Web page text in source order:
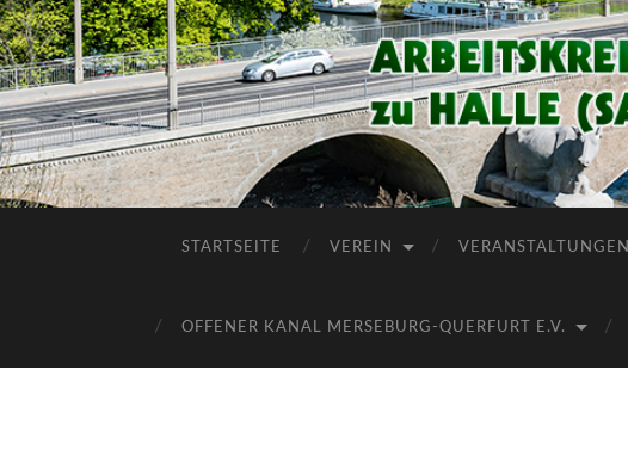
STARTSEITE VEREIN VERANSTALTUNGEN
OFFENER KANAL MERSEBURG-QUERFURT E.V.